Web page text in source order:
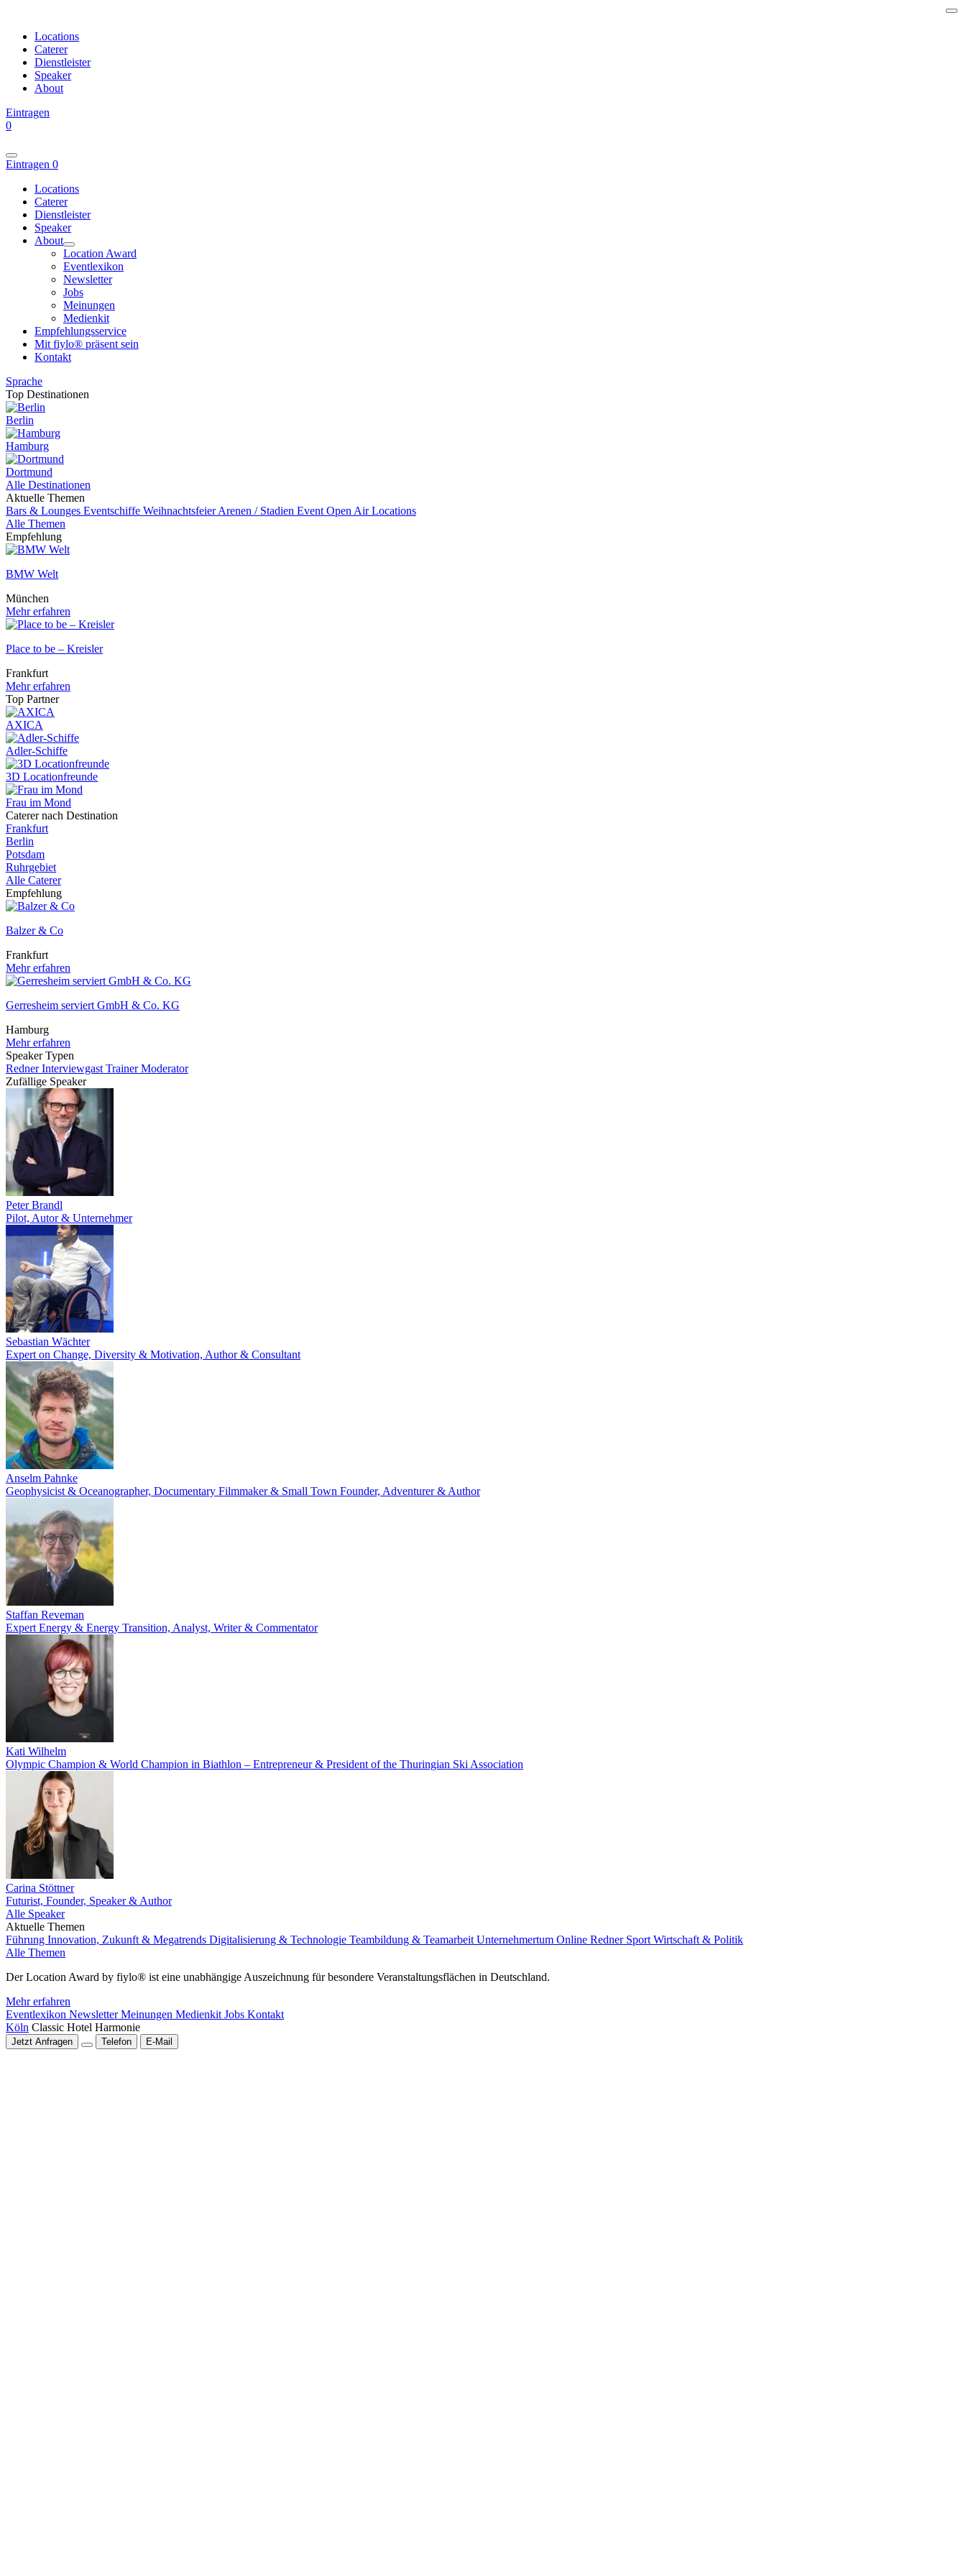
Locations
Caterer
Dienstleister
Speaker
About
Eintragen
0
Eintragen 0
Locations
Caterer
Dienstleister
Speaker
About
Location Award
Eventlexikon
Newsletter
Jobs
Meinungen
Medienkit
Empfehlungsservice
Mit fiylo® präsent sein
Kontakt
Sprache
Top Destinationen
Berlin
Hamburg
Dortmund
Alle Destinationen
Aktuelle Themen
Bars & Lounges Eventschiffe WeihnachtsfeierArenen / Stadien Event Open Air Locations
Alle Themen
Empfehlung
BMW Welt
München
Mehr erfahren
Place to be – Kreisler
Frankfurt
Mehr erfahren
Top Partner
AXICA
Adler-Schiffe
3D Locationfreunde
Frau im Mond
Caterer nach Destination
Frankfurt
Berlin
Potsdam
Ruhrgebiet
Alle Caterer
Empfehlung
Balzer & Co
Frankfurt
Mehr erfahren
Gerresheim serviert GmbH & Co. KG
Hamburg
Mehr erfahren
Speaker Typen
RednerInterviewgast TrainerModerator
Zufällige Speaker
Peter Brandl
Pilot, Autor & Unternehmer
Sebastian Wächter
Expert on Change, Diversity & Motivation, Author & Consultant
Anselm Pahnke
Geophysicist & Oceanographer, Documentary Filmmaker & Small Town Founder, Adventurer & Author
Staffan Reveman
Expert Energy & Energy Transition, Analyst, Writer & Commentator
Kati Wilhelm
Olympic Champion & World Champion in Biathlon – Entrepreneur & President of the Thuringian Ski Association
Carina Stöttner
Futurist, Founder, Speaker & Author
Alle Speaker
Aktuelle Themen
Führung Innovation, Zukunft & Megatrends Digitalisierung & Technologie Teambildung & Teamarbeit Unternehmertum Online Redner Sport Wirtschaft & Politik
Alle Themen
Der Location Award by fiylo® ist eine unabhängige Auszeichnung für besondere Veranstaltungsflächen in Deutschland.
Mehr erfahren
Eventlexikon NewsletterMeinungen Medienkit Jobs Kontakt
Köln Classic Hotel Harmonie
Jetzt Anfragen Telefon E-Mail